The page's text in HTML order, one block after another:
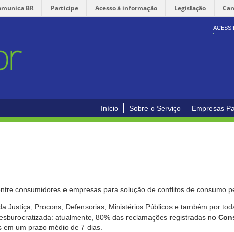
BR Participe Acesso à informação Legislação
Início Sobre o Serviço Empresas
consumidores e empresas para solução de conflitos de consumo
Justiça, Procons, Defensorias, Ministérios Públicos e também por
atualmente, 80% das reclamações registradas no
um prazo médio de 7 dias.